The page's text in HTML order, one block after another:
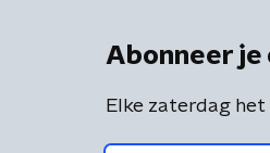
Abonneer je
Elke zaterdag het